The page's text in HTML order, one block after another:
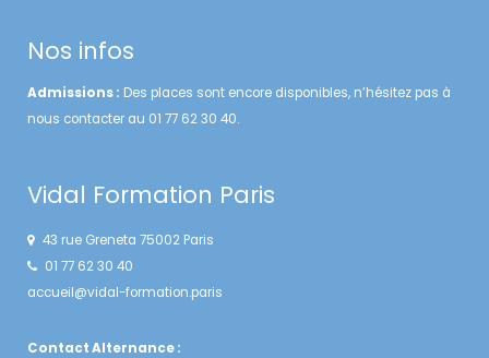
Nos infos
Admissions : Des places sont encore disponibles, n’hésitez pas à
nous contacter au 01 77 62 30 40.
Vidal Formation Paris
43 rue Greneta 75002 Paris
01 77 62 30 40
accueil@vidal-formation.paris
Contact Alternance :